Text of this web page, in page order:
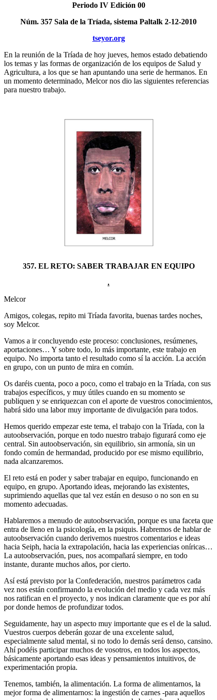
Periodo IV Edición 00
Núm. 357 Sala de la Tríada, sistema Paltalk 2-12-2010
tseyor.org
En la reunión de la Tríada de hoy jueves, hemos estado debatiendo
los temas y las formas de organización de los equipos de Salud y
Agricultura, a los que se han apuntando una serie de hermanos. En
un momento determinado, Melcor nos dio las siguientes referencias
para nuestro trabajo.
357. EL RETO: SABER TRABAJAR EN EQUIPO
.
Melcor
Amigos, colegas, repito mi Tríada favorita, buenas tardes noches,
soy Melcor.
Vamos a ir concluyendo este proceso: conclusiones, resúmenes,
aportaciones… Y sobre todo, lo más importante, este trabajo en
equipo. No importa tanto el resultado como sí la acción. La acción
en grupo, con un punto de mira en común.
Os daréis cuenta, poco a poco, como el trabajo en la Tríada, con sus
trabajos específicos, y muy útiles cuando en su momento se
publiquen y se enriquezcan con el aporte de vuestros conocimientos,
habrá sido una labor muy importante de divulgación para todos.
Hemos querido empezar este tema, el trabajo con la Tríada, con la
autoobservación, porque en todo nuestro trabajo figurará como eje
central. Sin autoobservación, sin equilibrio, sin armonía, sin un
fondo común de hermandad, producido por ese mismo equilibrio,
nada alcanzaremos.
El reto está en poder y saber trabajar en equipo, funcionando en
equipo, en grupo. Aportando ideas, mejorando las existentes,
suprimiendo aquellas que tal vez están en desuso o no son en su
momento adecuadas.
Hablaremos a menudo de autoobservación, porque es una faceta que
entra de lleno en la psicología, en la psiquis. Habremos de hablar de
autoobservación cuando derivemos nuestros comentarios e ideas
hacia Seiph, hacia la extrapolación, hacia las experiencias oníricas…
La autoobservación, pues, nos acompañará siempre, en todo
instante, durante muchos años, por cierto.
Así está previsto por la Confederación, nuestros parámetros cada
vez nos están confirmando la evolución del medio y cada vez más
nos ratifican en el proyecto, y nos indican claramente que es por ahí
por donde hemos de profundizar todos.
Seguidamente, hay un aspecto muy importante que es el de la salud.
Vuestros cuerpos deberán gozar de una excelente salud,
especialmente salud mental, si no todo lo demás será denso, cansino.
Ahí podéis participar muchos de vosotros, en todos los aspectos,
básicamente aportando esas ideas y pensamientos intuitivos, de
experimentación propia.
Tenemos, también, la alimentación. La forma de alimentarnos, la
mejor forma de alimentarnos: la ingestión de carnes -para aquellos